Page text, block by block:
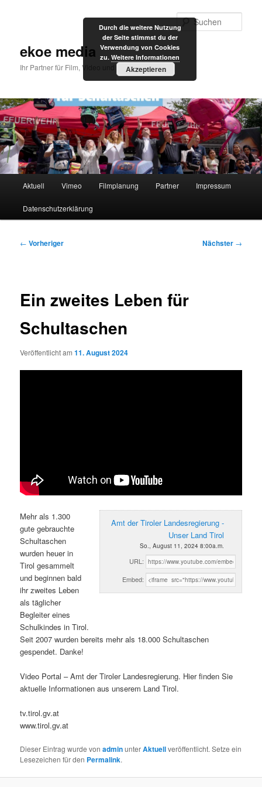
ekoe media
Ihr Partner für Film, Video und Internet
Aktuell Vimeo Filmplanung Partner Impressum
Datenschutzerklärung
Beitragsnavigation
← Vorheriger Nächster →
Ein zweites Leben für
Schultaschen
Veröffentlicht am11. August 2024
Amt der Tiroler Landesregierung -
Unser Land Tirol
So., August 11, 2024 8:00a.m.
URL:
Embed:
Mehr als 1.300
gute gebrauchte
Schultaschen
wurden heuer in
Tirol gesammelt
und beginnen bald
ihr zweites Leben
als täglicher
Begleiter eines
Schulkindes in Tirol.
Seit 2007 wurden bereits mehr als 18.000 Schultaschen
gespendet. Danke!
Video Portal – Amt der Tiroler Landesregierung. Hier finden Sie
aktuelle Informationen aus unserem Land Tirol.
tv.tirol.gv.at
www.tirol.gv.at
Dieser Eintrag wurde vonadminunterAktuellveröffentlicht. Setze ein
Lesezeichen für den Permalink.
Durch die weitere Nutzung
der Seite stimmst du der
Verwendung von Cookies
zu. Weitere Informationen
Akzeptieren